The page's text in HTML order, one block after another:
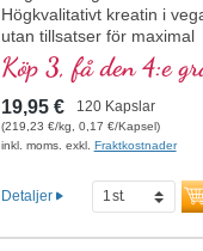
Högkvalitativt kreatin i
utan tillsatser för maximal
prestationsförmåga. 625
kreatinmonohydrat per
för veganer och
rena växtbaserade
karragenan och PEG,
baserat på över 20 års
vitalämnesskonsam
Köp 3, få den 4:e
19,95 € 120 Kapslar
(219,23 €/kg, 0,17 €/Kapsel)
inkl. moms. exkl. Fraktkostnader
Detaljer